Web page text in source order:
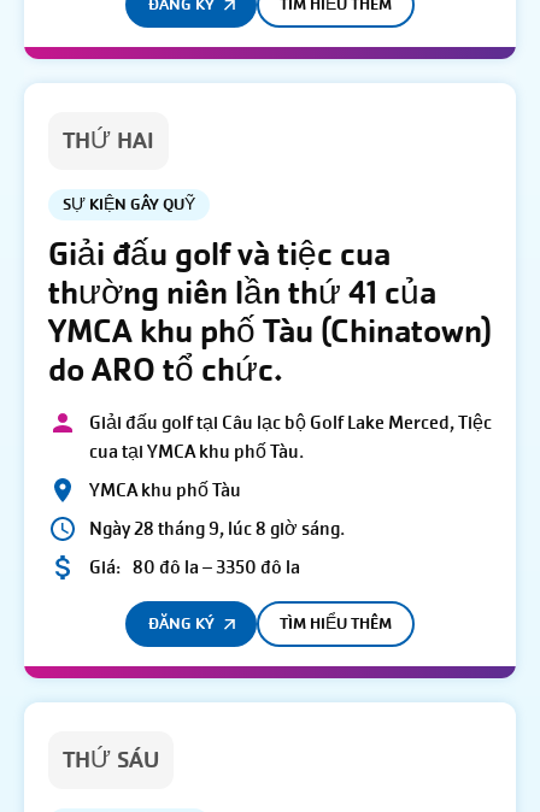
ĐĂNG KÝ TÌM HIỂU THÊM
THỨ HAI
SỰ KIỆN GÂY QUỸ
Giải đấu golf và tiệc cua
thường niên lần thứ 41 của
YMCA khu phố Tàu (Chinatown)
do ARO tổ chức.
Giải đấu golf tại Câu lạc bộ Golf Lake Merced, Tiệc
cua tại YMCA khu phố Tàu.
YMCA khu phố Tàu
Ngày 28 tháng 9, lúc 8 giờ sáng.
Giá: 80 đô la – 3350 đô la
ĐĂNG KÝ TÌM HIỂU THÊM
THỨ SÁU